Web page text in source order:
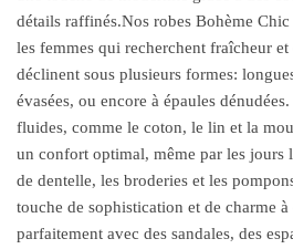
détails raffinés.Nos robes Bohème
les femmes qui recherchent fraîcheur
déclinent sous plusieurs formes:
évasées, ou encore à épaules
fluides, comme le coton, le lin et la
un confort optimal, même par les jours
de dentelle, les broderies et les
touche de sophistication et de charme
parfaitement avec des sandales, des